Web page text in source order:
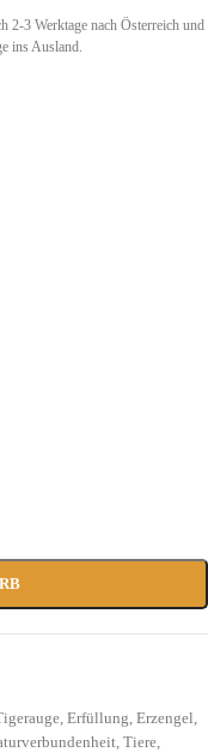
2-3 Werktage nach Österreich und
ins Ausland.
Erfüllung Erzengel
Tiere